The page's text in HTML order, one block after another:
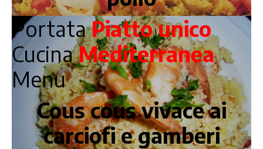
PortataPiatto unico
CucinaMediterranea
Menu
Cous cous vivace ai
carciofi e gamberi